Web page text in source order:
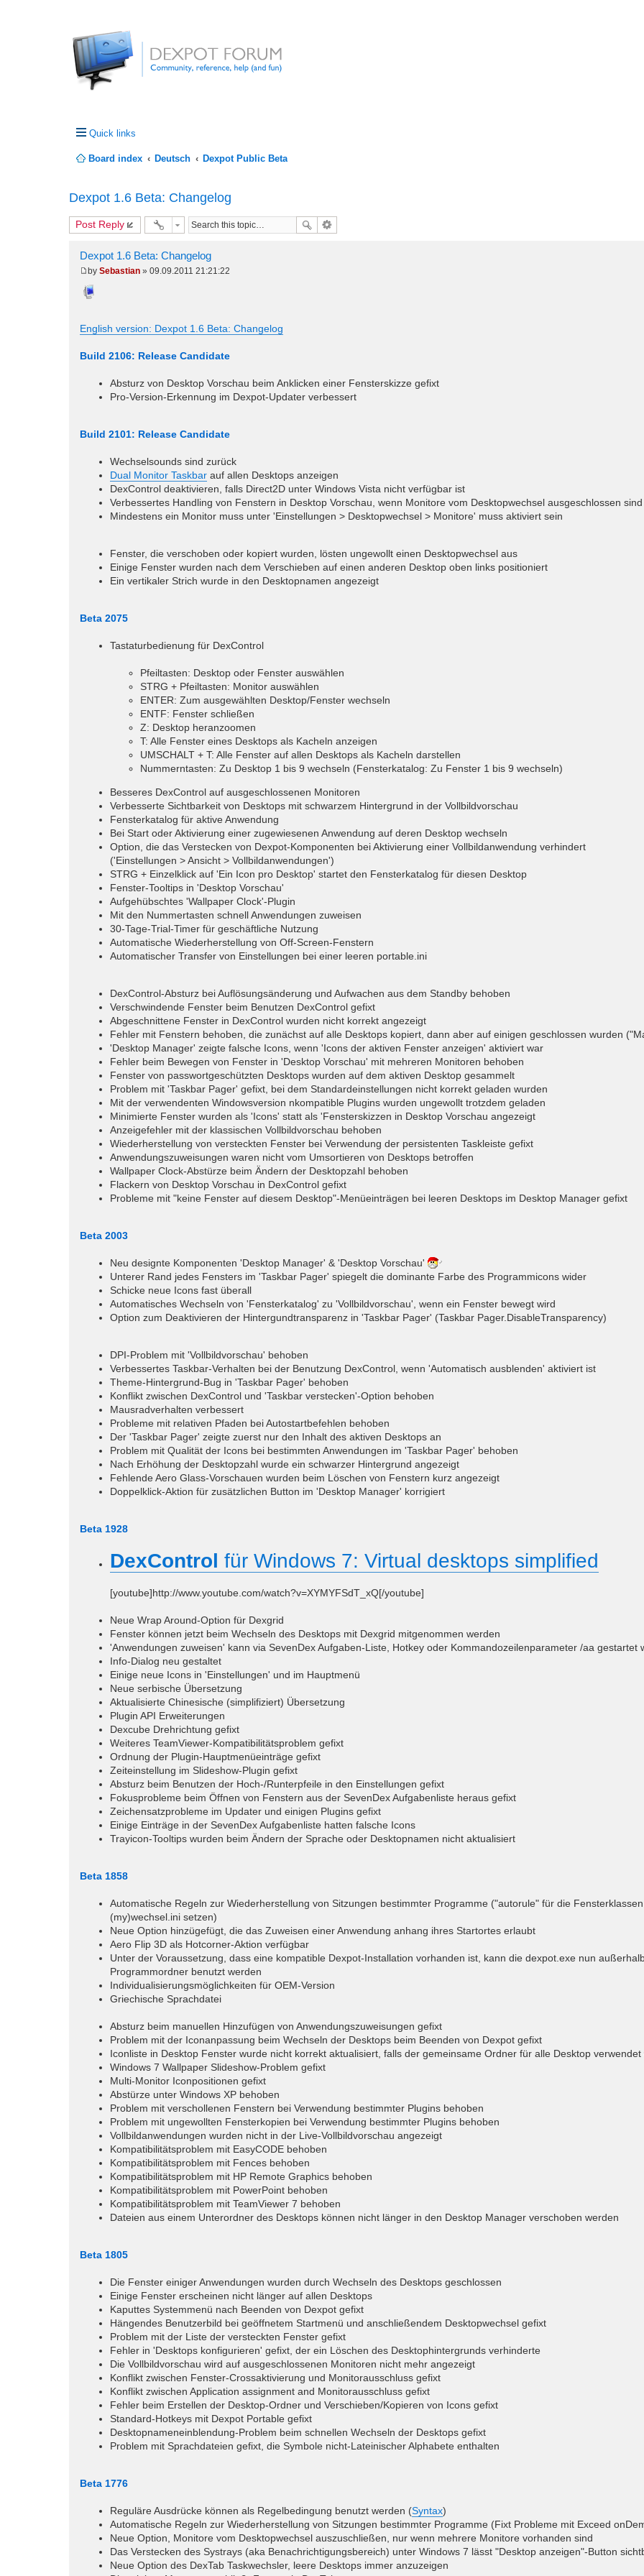
Quick links
Board index Deutsch Dexpot Public Beta
Dexpot 1.6 Beta: Changelog
Post Reply
Dexpot 1.6 Beta: Changelog
P
o
s
by Sebastian » 09.09.2011 21:21:22
English version: Dexpot 1.6 Beta: Changelog
Build 2106: Release Candidate
Absturz von Desktop Vorschau beim Anklicken einer Fensterskizze gefixt
Pro-Version-Erkennung im Dexpot-Updater verbessert
Build 2101: Release Candidate
Wechselsounds sind zurück
Dual Monitor Taskbar auf allen Desktops anzeigen
DexControl deaktivieren, falls Direct2D unter Windows Vista nicht verfügbar ist
Verbessertes Handling von Fenstern in Desktop Vorschau, wenn Monitore vom Desktopwechsel ausgeschlossen sind
Mindestens ein Monitor muss unter 'Einstellungen > Desktopwechsel > Monitore' muss aktiviert sein
Fenster, die verschoben oder kopiert wurden, lösten ungewollt einen Desktopwechsel aus
Einige Fenster wurden nach dem Verschieben auf einen anderen Desktop oben links positioniert
Ein vertikaler Strich wurde in den Desktopnamen angezeigt
Beta 2075
Tastaturbedienung für DexControl
Pfeiltasten: Desktop oder Fenster auswählen
STRG + Pfeiltasten: Monitor auswählen
ENTER: Zum ausgewählten Desktop/Fenster wechseln
ENTF: Fenster schließen
Z: Desktop heranzoomen
T: Alle Fenster eines Desktops als Kacheln anzeigen
UMSCHALT + T: Alle Fenster auf allen Desktops als Kacheln darstellen
Nummerntasten: Zu Desktop 1 bis 9 wechseln (Fensterkatalog: Zu Fenster 1 bis 9 wechseln)
Besseres DexControl auf ausgeschlossenen Monitoren
Verbesserte Sichtbarkeit von Desktops mit schwarzem Hintergrund in der Vollbildvorschau
Fensterkatalog für aktive Anwendung
Bei Start oder Aktivierung einer zugewiesenen Anwendung auf deren Desktop wechseln
Option, die das Verstecken von Dexpot-Komponenten bei Aktivierung einer Vollbildanwendung verhindert
('Einstellungen > Ansicht > Vollbildanwendungen')
STRG + Einzelklick auf 'Ein Icon pro Desktop' startet den Fensterkatalog für diesen Desktop
Fenster-Tooltips in 'Desktop Vorschau'
Aufgehübschtes 'Wallpaper Clock'-Plugin
Mit den Nummertasten schnell Anwendungen zuweisen
30-Tage-Trial-Timer für geschäftliche Nutzung
Automatische Wiederherstellung von Off-Screen-Fenstern
Automatischer Transfer von Einstellungen bei einer leeren portable.ini
DexControl-Absturz bei Auflösungsänderung und Aufwachen aus dem Standby behoben
Verschwindende Fenster beim Benutzen DexControl gefixt
Abgeschnittene Fenster in DexControl wurden nicht korrekt angezeigt
Fehler mit Fenstern behoben, die zunächst auf alle Desktops kopiert, dann aber auf einigen geschlossen wurden
'Desktop Manager' zeigte falsche Icons, wenn 'Icons der aktiven Fenster anzeigen' aktiviert war
Fehler beim Bewegen von Fenster in 'Desktop Vorschau' mit mehreren Monitoren behoben
Fenster von passwortgeschützten Desktops wurden auf dem aktiven Desktop gesammelt
Problem mit 'Taskbar Pager' gefixt, bei dem Standardeinstellungen nicht korrekt geladen wurden
Mit der verwendenten Windowsversion nkompatible Plugins wurden ungewollt trotzdem geladen
Minimierte Fenster wurden als 'Icons' statt als 'Fensterskizzen in Desktop Vorschau angezeigt
Anzeigefehler mit der klassischen Vollbildvorschau behoben
Wiederherstellung von versteckten Fenster bei Verwendung der persistenten Taskleiste gefixt
Anwendungszuweisungen waren nicht vom Umsortieren von Desktops betroffen
Wallpaper Clock-Abstürze beim Ändern der Desktopzahl behoben
Flackern von Desktop Vorschau in DexControl gefixt
Probleme mit "keine Fenster auf diesem Desktop"-Menüeinträgen bei leeren Desktops im Desktop Manager gefixt
Beta 2003
Neu designte Komponenten 'Desktop Manager' & 'Desktop Vorschau'
Unterer Rand jedes Fensters im 'Taskbar Pager' spiegelt die dominante Farbe des Programmicons wider
Schicke neue Icons fast überall
Automatisches Wechseln von 'Fensterkatalog' zu 'Vollbildvorschau', wenn ein Fenster bewegt wird
Option zum Deaktivieren der Hintergundtransparenz in 'Taskbar Pager' (Taskbar Pager.DisableTransparency)
DPI-Problem mit 'Vollbildvorschau' behoben
Verbessertes Taskbar-Verhalten bei der Benutzung DexControl, wenn 'Automatisch ausblenden' aktiviert ist
Theme-Hintergrund-Bug in 'Taskbar Pager' behoben
Konflikt zwischen DexControl und 'Taskbar verstecken'-Option behoben
Mausradverhalten verbessert
Probleme mit relativen Pfaden bei Autostartbefehlen behoben
Der 'Taskbar Pager' zeigte zuerst nur den Inhalt des aktiven Desktops an
Problem mit Qualität der Icons bei bestimmten Anwendungen im 'Taskbar Pager' behoben
Nach Erhöhung der Desktopzahl wurde ein schwarzer Hintergrund angezeigt
Fehlende Aero Glass-Vorschauen wurden beim Löschen von Fenstern kurz angezeigt
Doppelklick-Aktion für zusätzlichen Button im 'Desktop Manager' korrigiert
Beta 1928
DexControl für Windows 7: Virtual desktops simplified
[youtube]http://www.youtube.com/watch?v=XYMYFSdT_xQ[/youtube]
Neue Wrap Around-Option für Dexgrid
Fenster können jetzt beim Wechseln des Desktops mit Dexgrid mitgenommen werden
'Anwendungen zuweisen' kann via SevenDex Aufgaben-Liste, Hotkey oder Kommandozeilenparameter /aa gestartet
Info-Dialog neu gestaltet
Einige neue Icons in 'Einstellungen' und im Hauptmenü
Neue serbische Übersetzung
Aktualisierte Chinesische (simplifiziert) Übersetzung
Plugin API Erweiterungen
Dexcube Drehrichtung gefixt
Weiteres TeamViewer-Kompatibilitätsproblem gefixt
Ordnung der Plugin-Hauptmenüeinträge gefixt
Zeiteinstellung im Slideshow-Plugin gefixt
Absturz beim Benutzen der Hoch-/Runterpfeile in den Einstellungen gefixt
Fokusprobleme beim Öffnen von Fenstern aus der SevenDex Aufgabenliste heraus gefixt
Zeichensatzprobleme im Updater und einigen Plugins gefixt
Einige Einträge in der SevenDex Aufgabenliste hatten falsche Icons
Trayicon-Tooltips wurden beim Ändern der Sprache oder Desktopnamen nicht aktualisiert
Beta 1858
Automatische Regeln zur Wiederherstellung von Sitzungen bestimmter Programme ("autorule" für die
(my)wechsel.ini setzen)
Neue Option hinzügefügt, die das Zuweisen einer Anwendung anhang ihres Startortes erlaubt
Aero Flip 3D als Hotcorner-Aktion verfügbar
Unter der Voraussetzung, dass eine kompatible Dexpot-Installation vorhanden ist, kann die dexpot.exe nun
Programmordner benutzt werden
Individualisierungsmöglichkeiten für OEM-Version
Griechische Sprachdatei
Absturz beim manuellen Hinzufügen von Anwendungszuweisungen gefixt
Problem mit der Iconanpassung beim Wechseln der Desktops beim Beenden von Dexpot gefixt
Iconliste in Desktop Fenster wurde nicht korrekt aktualisiert, falls der gemeinsame Ordner für alle Desktop verwendet
Windows 7 Wallpaper Slideshow-Problem gefixt
Multi-Monitor Iconpositionen gefixt
Abstürze unter Windows XP behoben
Problem mit verschollenen Fenstern bei Verwendung bestimmter Plugins behoben
Problem mit ungewollten Fensterkopien bei Verwendung bestimmter Plugins behoben
Vollbildanwendungen wurden nicht in der Live-Vollbildvorschau angezeigt
Kompatibilitätsproblem mit EasyCODE behoben
Kompatibilitätsproblem mit Fences behoben
Kompatibilitätsproblem mit HP Remote Graphics behoben
Kompatibilitätsproblem mit PowerPoint behoben
Kompatibilitätsproblem mit TeamViewer 7 behoben
Dateien aus einem Unterordner des Desktops können nicht länger in den Desktop Manager verschoben werden
Beta 1805
Die Fenster einiger Anwendungen wurden durch Wechseln des Desktops geschlossen
Einige Fenster erscheinen nicht länger auf allen Desktops
Kaputtes Systemmenü nach Beenden von Dexpot gefixt
Hängendes Benutzerbild bei geöffnetem Startmenü und anschließendem Desktopwechsel gefixt
Problem mit der Liste der versteckten Fenster gefixt
Fehler in 'Desktops konfigurieren' gefixt, der ein Löschen des Desktophintergrunds verhinderte
Die Vollbildvorschau wird auf ausgeschlossenen Monitoren nicht mehr angezeigt
Konflikt zwischen Fenster-Crossaktivierung und Monitorausschluss gefixt
Konflikt zwischen Application assignment and Monitorausschluss gefixt
Fehler beim Erstellen der Desktop-Ordner und Verschieben/Kopieren von Icons gefixt
Standard-Hotkeys mit Dexpot Portable gefixt
Desktopnameneinblendung-Problem beim schnellen Wechseln der Desktops gefixt
Problem mit Sprachdateien gefixt, die Symbole nicht-Lateinischer Alphabete enthalten
Beta 1776
Reguläre Ausdrücke können als Regelbedingung benutzt werden (Syntax)
Automatische Regeln zur Wiederherstellung von Sitzungen bestimmter Programme (Fixt Probleme mit Exceed
Neue Option, Monitore vom Desktopwechsel auszuschließen, nur wenn mehrere Monitore vorhanden sind
Das Verstecken des Systrays (aka Benachrichtigungsbereich) unter Windows 7 lässt "Desktop anzeigen"-Button
Neue Option des DexTab Taskwechsler, leere Desktops immer anzuzeigen